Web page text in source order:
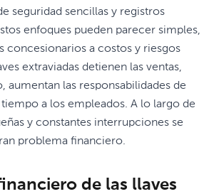
seguridad sencillas y registros
enfoques pueden parecer simples,
concesionarios a costos y riesgos
extraviadas detienen las ventas,
aumentan las responsabilidades de
a los empleados. A lo largo de
y constantes interrupciones se
problema financiero.
de las llaves